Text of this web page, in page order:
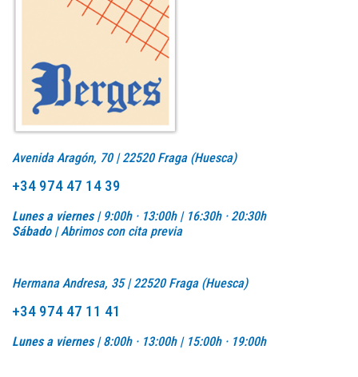
Avenida Aragón, 70 | 22520 Fraga (Huesca)
+34 974 47 14 39
Lunes a viernes | 9:00h · 13:00h | 16:30h · 20:30h
Sábado |Abrimos con cita previa
Hermana Andresa, 35 | 22520 Fraga (Huesca)
+34 974 47 11 41
Lunes a viernes |8:00h · 13:00h | 15:00h · 19:00h